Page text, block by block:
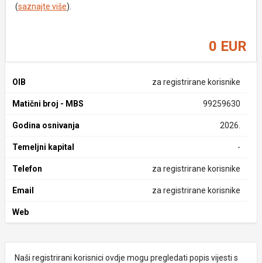
(saznajte više).
0 EUR
OIB za registrirane korisnike
Matični broj - MBS 99259630
Godina osnivanja 2026.
Temeljni kapital -
Telefon za registrirane korisnike
Email za registrirane korisnike
Web
Naši registrirani korisnici ovdje mogu pregledati popis vijesti s